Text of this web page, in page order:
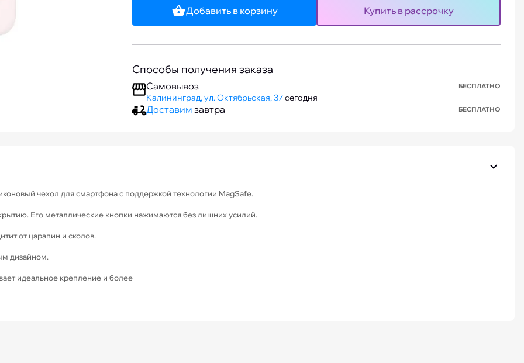
Добавить в корзину Купить в рассрочку
Способы получения заказа
Самовывоз
Калининград, ул. Октябрьская, 37сегодня
БЕСПЛАТНО
Доставим завтра БЕСПЛАТНО
чехол для смартфона с поддержкой технологии MagSafe.
Его металлические кнопки нажимаются без лишних усилий.
от царапин и сколов.
дизайном.
идеальное крепление и более